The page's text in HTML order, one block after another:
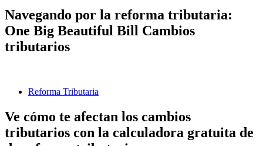
Navegando por la reforma tributaria:
One Big Beautiful Bill Cambios
tributarios
Reforma Tributaria
Ve cómo te afectan los cambios
tributarios con la calculadora gratuita de